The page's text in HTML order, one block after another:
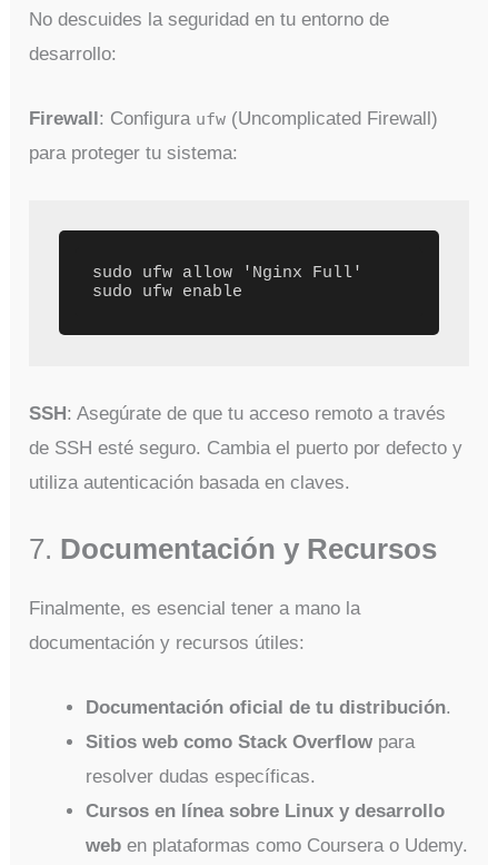
No descuides la seguridad en tu entorno de
desarrollo:
Firewall: Configura ufw (Uncomplicated Firewall)
para proteger tu sistema:
sudo ufw allow 'Nginx Full'
sudo ufw enable
SSH: Asegúrate de que tu acceso remoto a través
de SSH esté seguro. Cambia el puerto por defecto y
utiliza autenticación basada en claves.
7. Documentación y Recursos
Finalmente, es esencial tener a mano la
documentación y recursos útiles:
Documentación oficial de tu distribución.
Sitios web como Stack Overflow para
resolver dudas específicas.
Cursos en línea sobre Linux y desarrollo
web en plataformas como Coursera o Udemy.